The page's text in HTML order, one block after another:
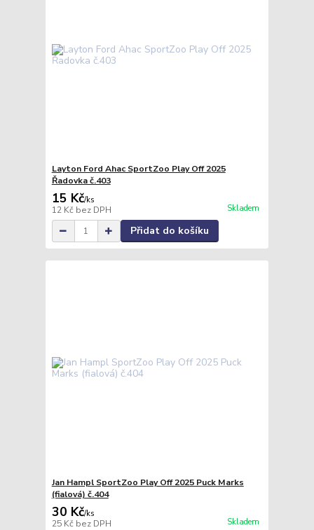
Layton Ford Ahac SportZoo Play Off 2025
Řadovka č.403
15 Kč/ks
12 Kč bez DPH Skladem
Přidat do košíku
Jan Hampl SportZoo Play Off 2025 Puck Marks
(fialová) č.404
30 Kč/ks
25 Kč bez DPH Skladem